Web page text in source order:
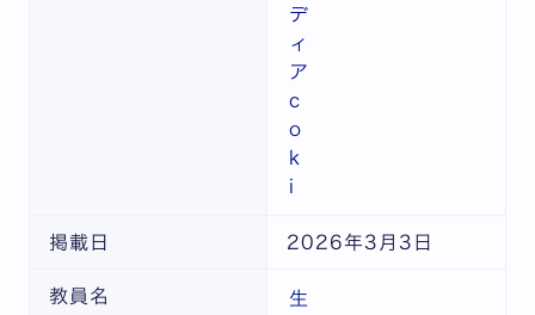
デ
ィ
ア
c
o
k
i
掲載日 2026年3月3日
教員名
生